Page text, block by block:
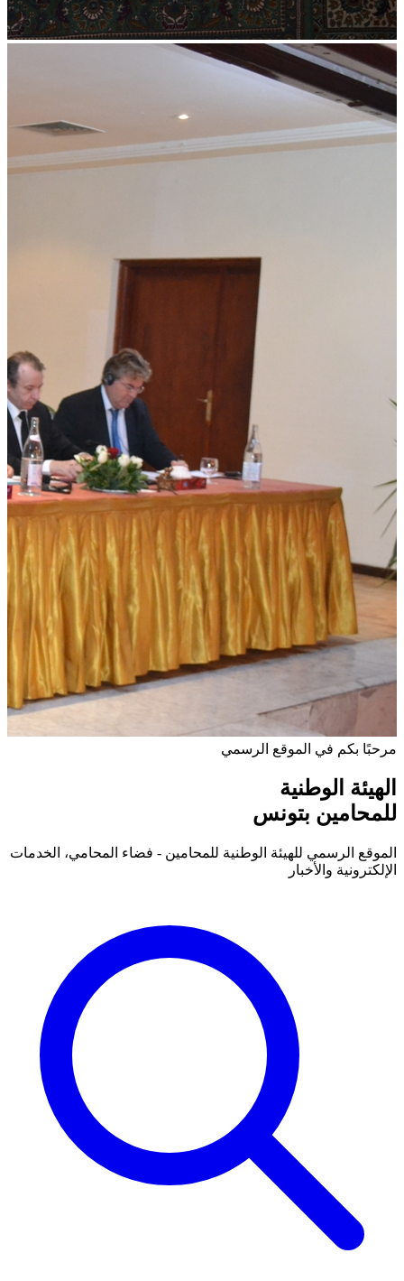
مرحبًا بكم في الموقع الرسمي
الهيئة الوطنية
للمحامين بتونس
الموقع الرسمي للهيئة الوطنية للمحامين - فضاء المحامي، الخدمات
الإلكترونية والأخبار